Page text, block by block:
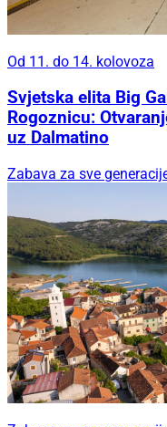
Od 11. do 14. kolovoza
Svjetska elita Big
Rogoznicu:
uz Dalmatino
Zabava za sve